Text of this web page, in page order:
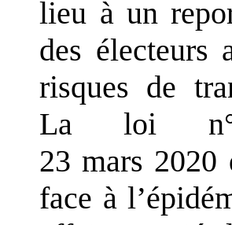
lieu à un
des électeurs
risques de
La loi n°
23 mars 2020
face à